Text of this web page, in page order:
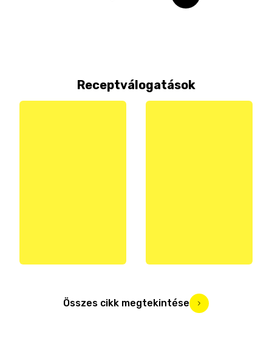
Receptválogatások
Összes cikk megtekintése